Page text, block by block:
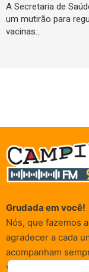
A Secretaria de
um mutirão para
vacinas…
Grudada em você!
Nós, que fazemos
agradecer a cada
acompanham
vocês que as